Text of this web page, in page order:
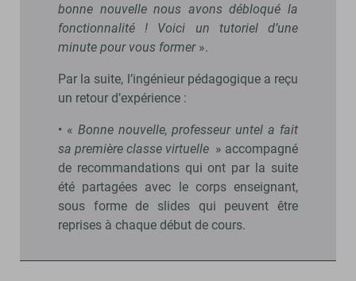
bonne nouvelle nous avons débloqué la
fonctionnalité ! Voici un tutoriel d’une
minute pour vous former».
Par la suite, l’ingénieur pédagogique a reçu
un retour d’expérience :
• « Bonne nouvelle, professeur untel a fait
sa première classe virtuelle » accompagné
de recommandations qui ont par la suite
été partagées avec le corps enseignant,
sous forme de slides qui peuvent être
reprises à chaque début de cours.